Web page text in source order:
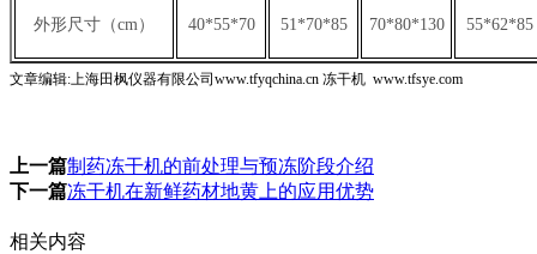
外形尺寸（cm） 40*55*70 51*70*85 70*80*130 55*62*85
文章编辑:上海田枫仪器有限公司www.tfyqchina.cn 冻干机 www.tfsye.com
上一篇制药冻干机的前处理与预冻阶段介绍
下一篇冻干机在新鲜药材地黄上的应用优势
相关内容